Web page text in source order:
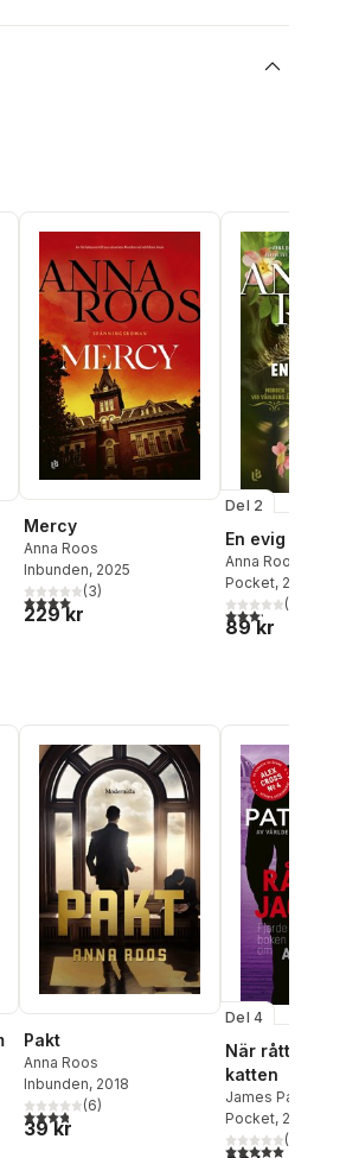
röster:
Mercy
Anna Roos
Inbunden, 2025
4,0utav 5 stjärnor. Totalt antal röster:
(3)
229 kr
Del 2
En evig sömn
Anna Roos
Pocket, 2021
3,2utav 5(
89 kr
röster:
Pakt
Anna Roos
Inbunden, 2018
3,8utav 5 stjärnor. Totalt antal röster:
(6)
39 kr
Del 4
När råttan
katten
James Patterson
Pocket, 2024
5,0utav 5(